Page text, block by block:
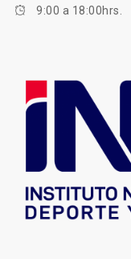
9:00 a 18:00hrs.